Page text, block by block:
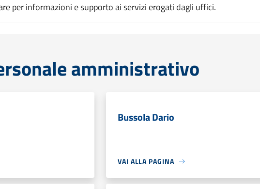
per informazioni e supporto ai servizi erogati dagli uffici.
amministrativo
Bussola Dario
VAI ALLA PAGINA